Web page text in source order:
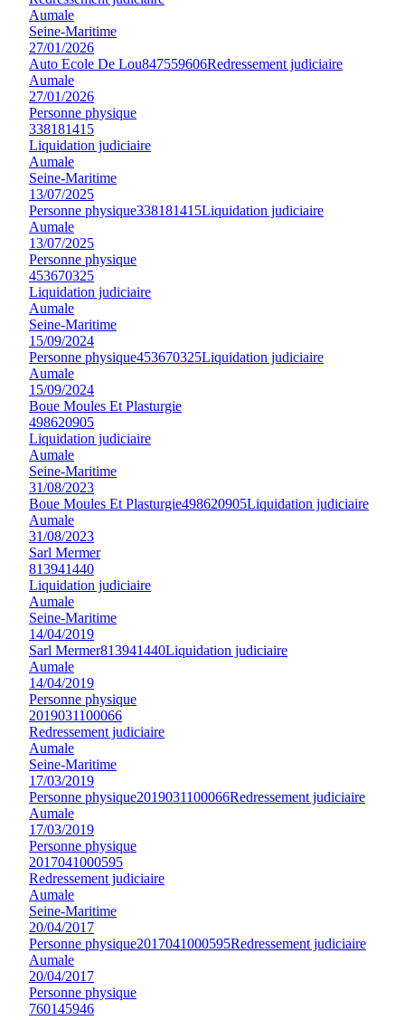
Aumale
Seine-Maritime
27/01/2026
Auto Ecole De Lou847559606Redressement judiciaire
Aumale
27/01/2026
Personne physique
338181415
Liquidation judiciaire
Aumale
Seine-Maritime
13/07/2025
Personne physique338181415Liquidation judiciaire
Aumale
13/07/2025
Personne physique
453670325
Liquidation judiciaire
Aumale
Seine-Maritime
15/09/2024
Personne physique453670325Liquidation judiciaire
Aumale
15/09/2024
Boue Moules Et Plasturgie
498620905
Liquidation judiciaire
Aumale
Seine-Maritime
31/08/2023
Boue Moules Et Plasturgie498620905Liquidation judiciaire
Aumale
31/08/2023
Sarl Mermer
813941440
Liquidation judiciaire
Aumale
Seine-Maritime
14/04/2019
Sarl Mermer813941440Liquidation judiciaire
Aumale
14/04/2019
Personne physique
2019031100066
Redressement judiciaire
Aumale
Seine-Maritime
17/03/2019
Personne physique2019031100066Redressement judiciaire
Aumale
17/03/2019
Personne physique
2017041000595
Redressement judiciaire
Aumale
Seine-Maritime
20/04/2017
Personne physique2017041000595Redressement judiciaire
Aumale
20/04/2017
Personne physique
760145946